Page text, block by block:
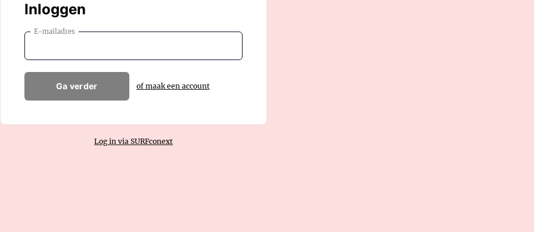
Inloggen
E-mailadres
Ga verder of maak een account
Log in via SURFconext